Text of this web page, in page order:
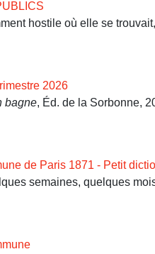
hostile où elle se
2026
bagne, Éd. de la Sorbonne,
de Paris 1871 - Petit
semaines, quelques